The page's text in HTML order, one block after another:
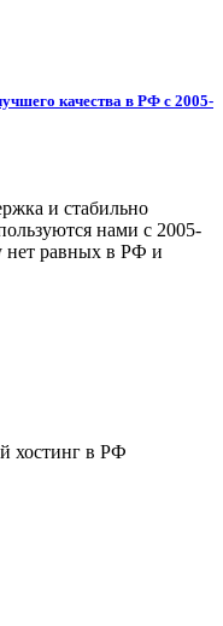
качества в РФ с 2005-
и стабильно
нами с 2005-
нет равных в РФ и
хостинг в РФ